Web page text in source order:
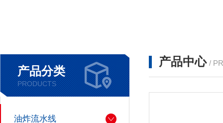
产品分类
PRODUCTS
油炸流水线
产品中心 /